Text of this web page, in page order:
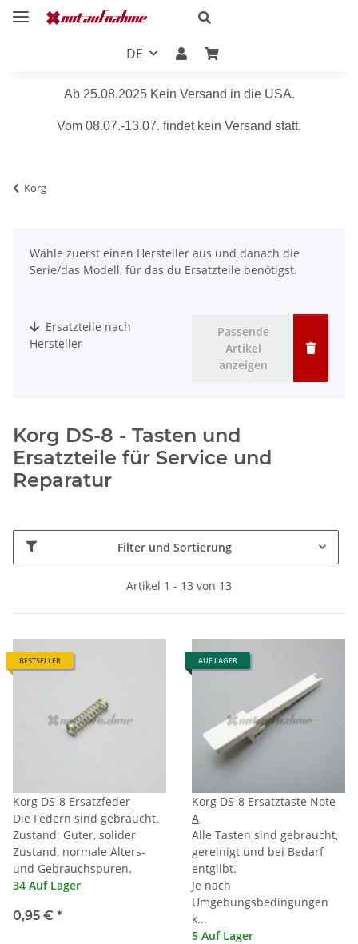
DE
Ab 25.08.2025 Kein Versand in die USA.
Vom 08.07.-13.07. findet kein Versand statt.
Korg
Wähle zuerst einen Hersteller aus und danach die
Serie/das Modell, für das du Ersatzteile benötigst.
Ersatzteile nach
Hersteller
Passende
Artikel
anzeigen
Korg DS-8 - Tasten und
Ersatzteile für Service und
Reparatur
Filter und Sortierung
Artikel 1 - 13 von 13
BESTSELLER
Korg DS-8 Ersatzfeder
Die Federn sind gebraucht.
Zustand: Guter, solider
Zustand, normale Alters-
und Gebrauchspuren.
34 Auf Lager
0,95 € *
AUF LAGER
Korg DS-8 Ersatztaste Note
A
Alle Tasten sind gebraucht,
gereinigt und bei Bedarf
entgilbt.
Je nach
Umgebungsbedingungen
k...
5 Auf Lager